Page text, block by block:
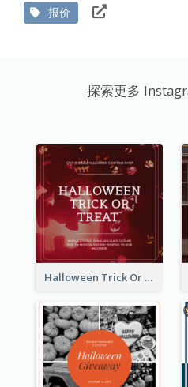
报价
探索更多
Halloween Trick Or Treat Instagram Post